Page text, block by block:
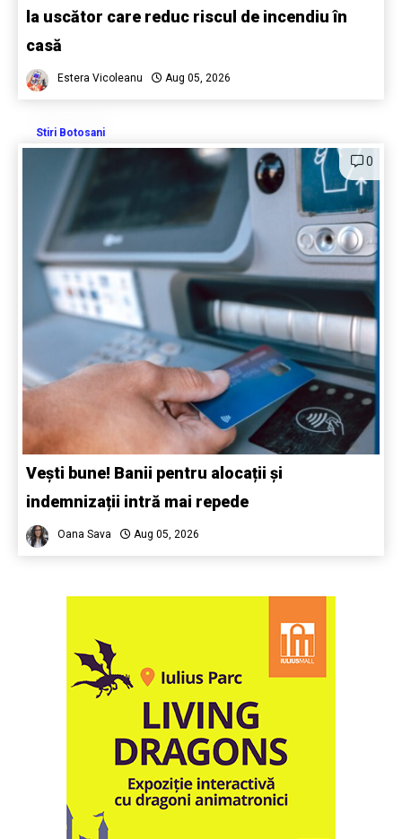
la uscător care reduc riscul de incendiu în
casă
Estera Vicoleanu Aug 05, 2026
Stiri Botosani
0
Vești bune! Banii pentru alocații și
indemnizații intră mai repede
Oana Sava Aug 05, 2026